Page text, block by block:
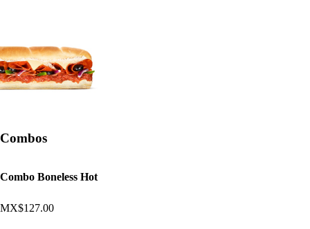
Combos
Combo Boneless Hot
MX$127.00